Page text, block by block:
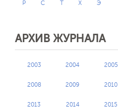
Р С Т Х Э
АРХИВ ЖУРНАЛА
2003 2004 2005
2008 2009 2010
2013 2014 2015